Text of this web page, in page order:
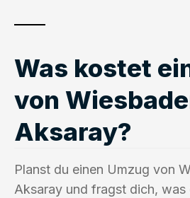
Was kostet
von
Aksaray?
Planst du einen Umzug von
Aksaray und fragst dich, was